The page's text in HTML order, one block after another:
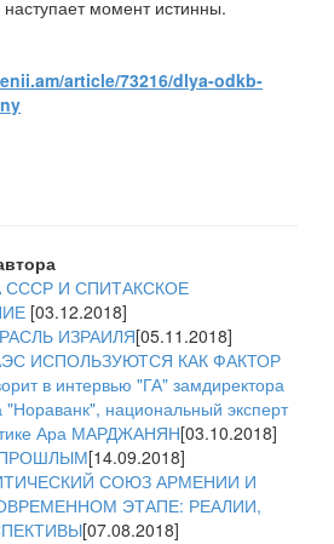
момент истинны.
article/73216/dlya-odkb-
СССР И СПИТАКСКОЕ
[03.12.2018]
ИЗРАИЛЯ[05.11.2018]
ИСПОЛЬЗУЮТСЯ КАК ФАКТОР
в интервью "ГА" замдиректора
национальный эксперт
Ара МАРДЖАНЯН[03.10.2018]
[14.09.2018]
СОЮЗ АРМЕНИИ И
ЭТАПЕ: РЕАЛИИ,
[07.08.2018]